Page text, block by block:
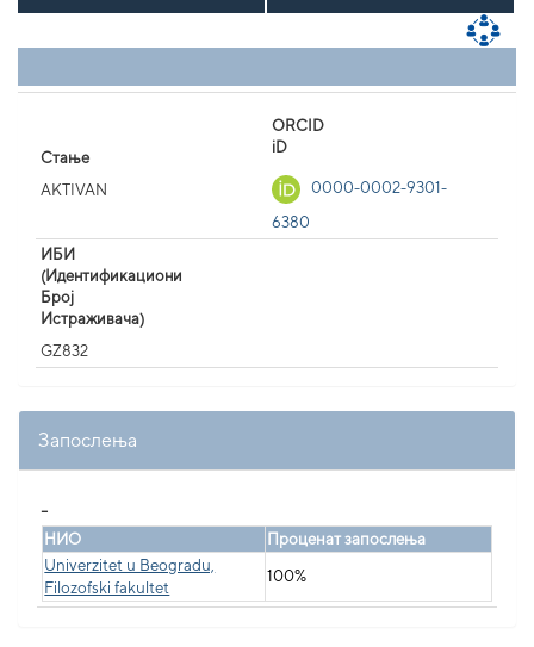
Стање
AKTIVAN
ORCID
iD
0000-0002-9301-
6380
ИБИ
(Идентификациони
Број
Истраживача)
GZ832
Запослења
НИО
Проценат запослења
Univerzitet u Beogradu,
Filozofski fakultet
100%